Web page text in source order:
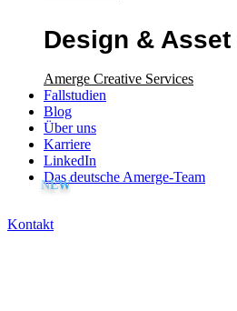
Design &
Amerge Creative Services
Fallstudien
Blog
Über uns
Karriere
LinkedIn
Das deutsche Amerge-Team
Kontakt